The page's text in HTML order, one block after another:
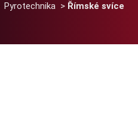
Pyrotechnika > Římské svíce